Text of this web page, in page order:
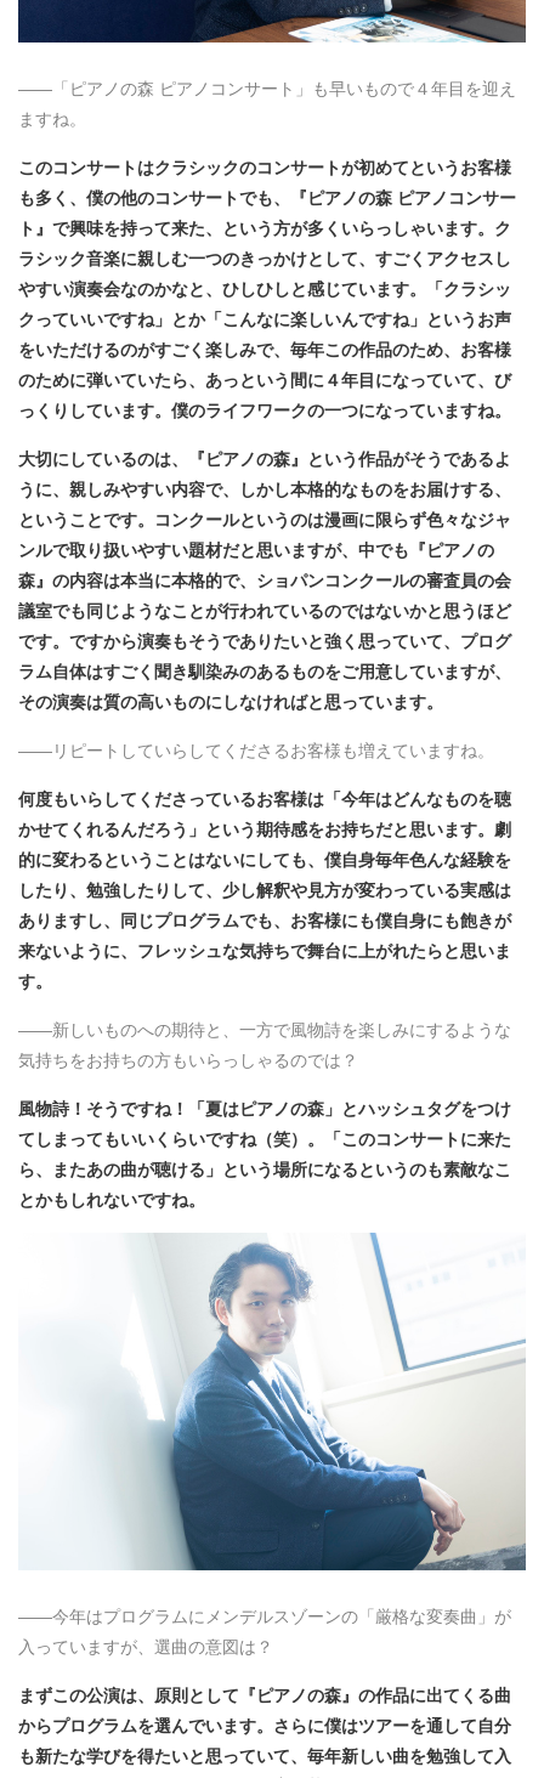
――「ピアノの森 ピアノコンサート」も早いもので４年目を迎え
ますね。
このコンサートはクラシックのコンサートが初めてというお客様
も多く、僕の他のコンサートでも、『ピアノの森 ピアノコンサー
ト』で興味を持って来た、という方が多くいらっしゃいます。 ク
ラシック音楽に親しむ一つのきっかけとして、すごくアクセスし
やすい演奏会なのかなと、ひしひしと感じています。「クラシッ
クっていいですね」とか「こんなに楽しいんですね」というお声
をいただけるのがすごく楽しみで、毎年この作品のため、お客様
のために弾いていたら、あっという間に４年目になっていて、び
っくりしています。僕のライフワークの一つになっていますね。
大切にしているのは、『ピアノの森』という作品がそうであるよ
うに、親しみやすい内容で、しかし本格的なものをお届けする、
ということです。コンクールというのは漫画に限らず色々なジャ
ンルで取り扱いやすい題材だと思いますが、中でも『ピアノの
森』の内容は本当に本格的で、ショパンコンクールの審査員の会
議室でも同じようなことが行われているのではないかと思うほど
です。ですから演奏もそうでありたいと強く思っていて、プログ
ラム自体はすごく聞き馴染みのあるものをご用意していますが、
その演奏は質の高いものにしなければと思っています。
――リピートしていらしてくださるお客様も増えていますね。
何度もいらしてくださっているお客様は「今年はどんなものを聴
かせてくれるんだろう」という期待感をお持ちだと思います。劇
的に変わるということはないにしても、僕自身毎年色んな経験を
したり、勉強したりして、少し解釈や見方が変わっている実感は
ありますし、同じプログラムでも、お客様にも僕自身にも飽きが
来ないように、フレッシュな気持ちで舞台に上がれたらと思いま
す。
――新しいものへの期待と、一方で風物詩を楽しみにするような
気持ちをお持ちの方もいらっしゃるのでは？
風物詩！そうですね！「夏はピアノの森」とハッシュタグをつけ
てしまってもいいくらいですね（笑）。「このコンサートに来た
ら、またあの曲が聴ける」という場所になるというのも素敵なこ
とかもしれないですね。
――今年はプログラムにメンデルスゾーンの「厳格な変奏曲」が
入っていますが、選曲の意図は？
まずこの公演は、原則として『ピアノの森』の作品に出てくる曲
からプログラムを選んでいます。さらに僕はツアーを通して自分
も新たな学びを得たいと思っていて、毎年新しい曲を勉強して入